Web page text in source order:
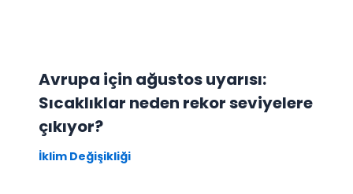
Avrupa için ağustos uyarısı:
Sıcaklıklar neden rekor seviyelere
çıkıyor?
İklim Değişikliği